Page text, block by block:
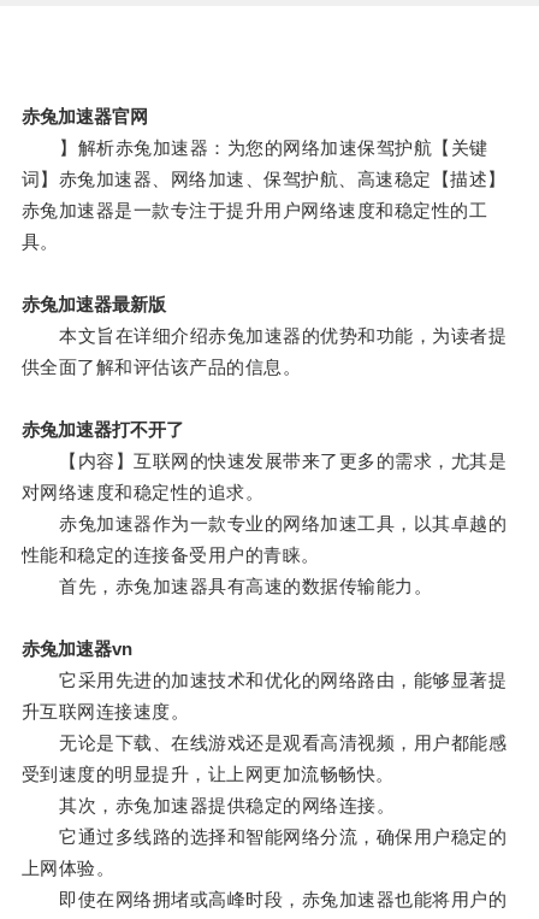
赤兔加速器官网
】解析赤兔加速器：为您的网络加速保驾护航【关键
词】赤兔加速器、网络加速、保驾护航、高速稳定【描述】
赤兔加速器是一款专注于提升用户网络速度和稳定性的工
具。
赤兔加速器最新版
本文旨在详细介绍赤兔加速器的优势和功能，为读者提
供全面了解和评估该产品的信息。
赤兔加速器打不开了
【内容】互联网的快速发展带来了更多的需求，尤其是
对网络速度和稳定性的追求。
赤兔加速器作为一款专业的网络加速工具，以其卓越的
性能和稳定的连接备受用户的青睐。
首先，赤兔加速器具有高速的数据传输能力。
赤兔加速器vn
它采用先进的加速技术和优化的网络路由，能够显著提
升互联网连接速度。
无论是下载、在线游戏还是观看高清视频，用户都能感
受到速度的明显提升，让上网更加流畅畅快。
其次，赤兔加速器提供稳定的网络连接。
它通过多线路的选择和智能网络分流，确保用户稳定的
上网体验。
即使在网络拥堵或高峰时段，赤兔加速器也能将用户的